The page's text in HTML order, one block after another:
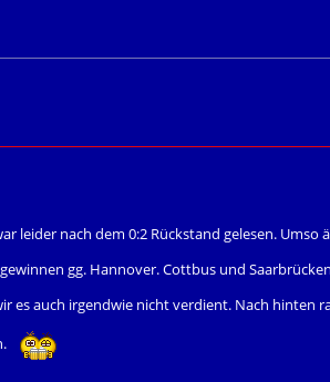
leider nach dem 0:2 Rückstand gelesen.
gg. Hannover. Cottbus und
es auch irgendwie nicht verdient. Nach hinten